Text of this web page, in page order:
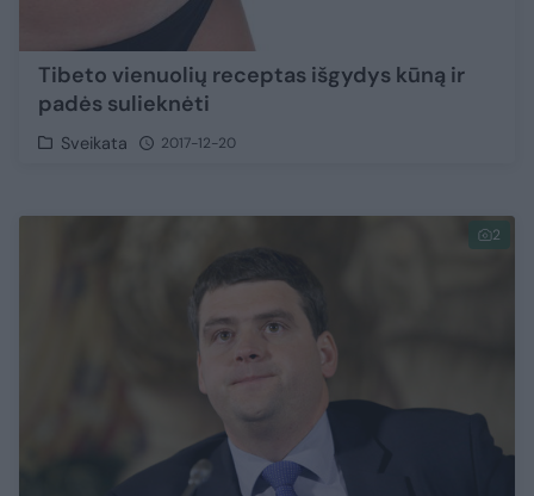
Tibeto vienuolių receptas išgydys kūną ir
padės sulieknėti
Sveikata 2017-12-20
2